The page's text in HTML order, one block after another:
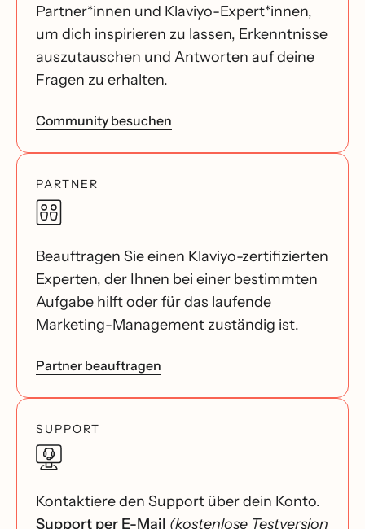
Partner*innen und Klaviyo-Expert*innen,
um dich inspirieren zu lassen, Erkenntnisse
auszutauschen und Antworten auf deine
Fragen zu erhalten.
Community besuchen
PARTNER
Beauftragen Sie einen Klaviyo-zertifizierten
Experten, der Ihnen bei einer bestimmten
Aufgabe hilft oder für das laufende
Marketing-Management zuständig ist.
Partner beauftragen
SUPPORT
Kontaktiere den Support über dein Konto.
Support per E-Mail (kostenlose Testversion